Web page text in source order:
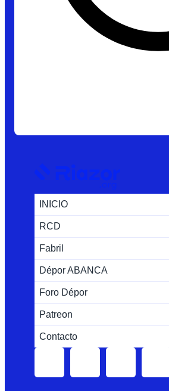
INICIO
RCD
Fabril
Dépor ABANCA
Foro Dépor
Patreon
Contacto